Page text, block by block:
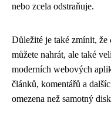
nebo zcela odstraňuje.
Důležité je také zmínit, že
můžete nahrát, ale také
moderních webových
článků, komentářů a
omezena než samotný